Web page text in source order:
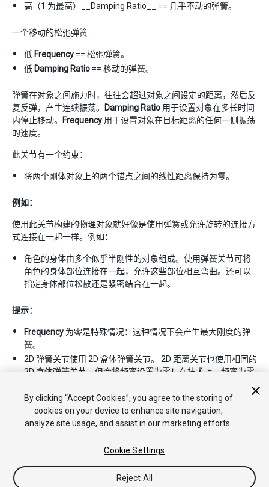
高（1 为最高）__Damping Ratio__ == 几乎不动的弹簧。
一个移动的松弛弹簧…
低 Frequency == 松弛弹簧。
低 Damping Ratio == 移动的弹簧。
弹簧在对象之间施力时，往往会超过对象之间设定的距离，然后反
复反弹，产生连续振荡。
Damping Ratio 用于设置对象在多长时间
内停止移动。
Frequency 用于设置对象在目标距离的任何一侧振荡
的速度。
此关节有一个约束：
将两个刚体对象上的两个锚点之间的线性距离保持为零。
例如：
使用此关节构建的物理对象就好像是使用弹簧或允许旋转的连接方
式连接在一起一样。例如：
角色的身体由多个似乎半刚性的对象组成。使用弹簧关节可将
角色的身体部位连接在一起，允许这些部位相互弯曲。还可以
指定身体部位松散还是紧密结合在一起。
提示：
Frequency 为零是特殊情况：这种情况下会产生最大刚度的弹
簧。
2D 弹簧关节使用 2D 盒体弹簧关节。 2D 距离关节也使用相同的
2D 盒体弹簧关节，但会将频率设置为零！在技术上，频率为零
Copyright © 2018 Unity Technologies. Publication 2017.4
By clicking “Accept Cookies”, you agree to the storing of
cookies on your device to enhance site navigation,
analyze site usage, and assist in our marketing efforts.
Cookie Settings
Reject All